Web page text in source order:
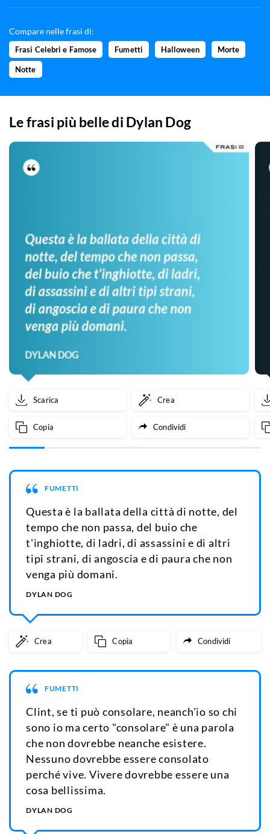
Compare nelle frasi di:
Frasi Celebri e Famose Fumetti Halloween Morte
Notte
Le frasi più belle di Dylan Dog
Scarica Crea
Copia Condividi
FUMETTI
Questa è la ballata della città di notte, del
tempo che non passa, del buio che
t'inghiotte, di ladri, di assassini e di altri
tipi strani, di angoscia e di paura che non
venga più domani.
DYLAN DOG
Crea Copia Condividi
FUMETTI
Clint, se ti può consolare, neanch'io so chi
sono io ma certo "consolare" è una parola
che non dovrebbe neanche esistere.
Nessuno dovrebbe essere consolato
perché vive. Vivere dovrebbe essere una
cosa bellissima.
DYLAN DOG